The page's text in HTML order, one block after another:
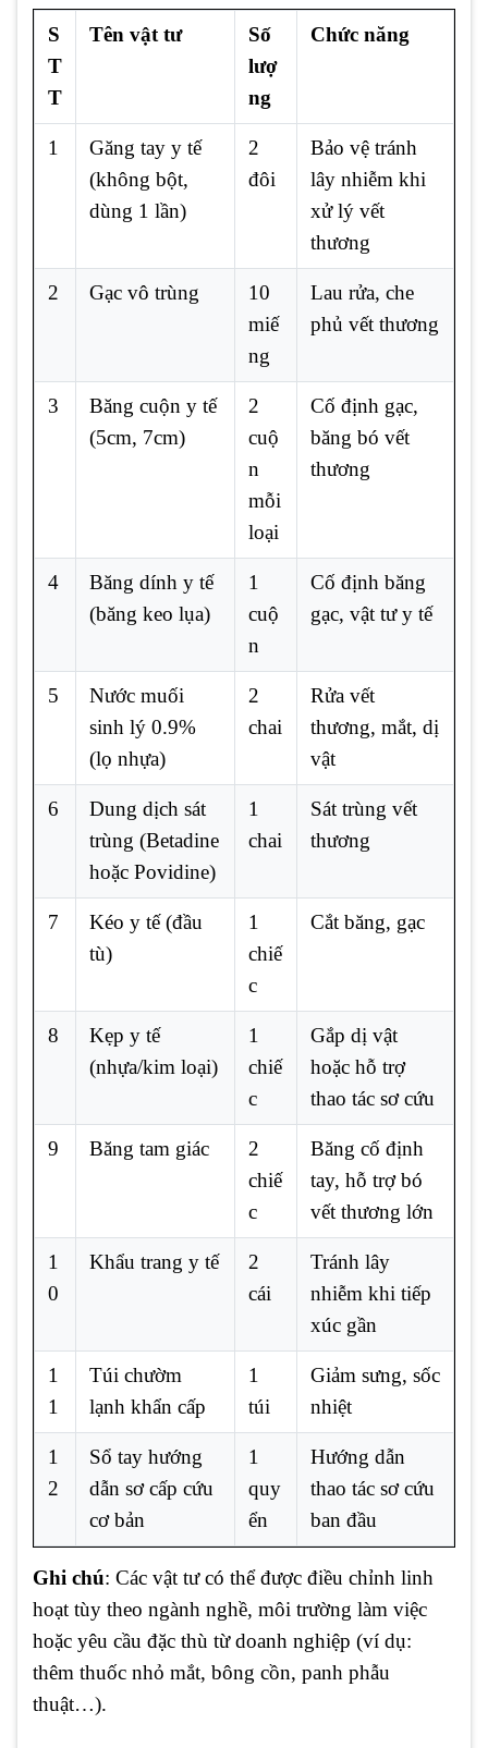
S
T
T
Tên vật tư
Số
lượ
ng
Chức năng
1
Găng tay y tế
(không bột,
dùng 1 lần)
2
đôi
Bảo vệ tránh
lây nhiễm khi
xử lý vết
thương
2 Gạc vô trùng
10
miế
ng
Lau rửa, che
phủ vết thương
3
Băng cuộn y tế
(5cm, 7cm)
2
cuộ
n
mỗi
loại
Cố định gạc,
băng bó vết
thương
4
Băng dính y tế
(băng keo lụa)
1
cuộ
n
Cố định băng
gạc, vật tư y tế
5
Nước muối
sinh lý 0.9%
(lọ nhựa)
2
chai
Rửa vết
thương, mắt, dị
vật
6
Dung dịch sát
trùng (Betadine
hoặc Povidine)
1
chai
Sát trùng vết
thương
7
Kéo y tế (đầu
tù)
1
chiế
c
Cắt băng, gạc
8
Kẹp y tế
(nhựa/kim loại)
1
chiế
c
Gắp dị vật
hoặc hỗ trợ
thao tác sơ cứu
9 Băng tam giác
2
chiế
c
Băng cố định
tay, hỗ trợ bó
vết thương lớn
1
0
Khẩu trang y tế
2
cái
Tránh lây
nhiễm khi tiếp
xúc gần
1
1
Túi chườm
lạnh khẩn cấp
1
túi
Giảm sưng, sốc
nhiệt
1
2
Sổ tay hướng
dẫn sơ cấp cứu
cơ bản
1
quy
ển
Hướng dẫn
thao tác sơ cứu
ban đầu
Ghi chú: Các vật tư có thể được điều chỉnh linh
hoạt tùy theo ngành nghề, môi trường làm việc
hoặc yêu cầu đặc thù từ doanh nghiệp (ví dụ:
thêm thuốc nhỏ mắt, bông cồn, panh phẫu
thuật…).